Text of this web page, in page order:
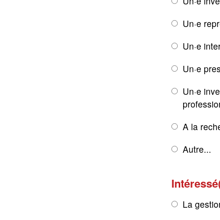
Un·e
Un·e
Un·e
Un·e
A la
Autre...
La